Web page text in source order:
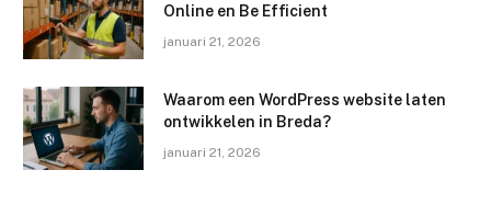
Online en Be Efficient
januari 21, 2026
Waarom een WordPress website laten
ontwikkelen in Breda?
januari 21, 2026